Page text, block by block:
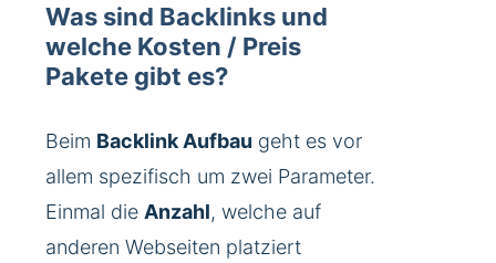
Was sind Backlinks und
welche Kosten / Preis
Pakete gibt es?
Beim Backlink Aufbau geht es vor
allem spezifisch um zwei Parameter.
Einmal die Anzahl, welche auf
anderen Webseiten platziert